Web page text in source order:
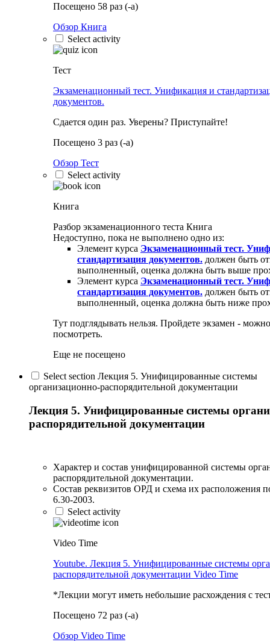
Посещено 58 раз (-а)
Обзор Книга
Select activity
Тест
Экзаменационный тест. Унификация и
документов.
Сдается один раз. Уверены? Приступайте!
Посещено 3 раз (-а)
Обзор Тест
Select activity
Книга
Разбор экзаменационного теста Книга
Недоступно, пока не выполнено одно из:
Элемент курса Экзаменационный тест.
стандартизация документов. должен быть
выполненный, оценка должна быть выше
Элемент курса Экзаменационный тест.
стандартизация документов. должен быть
выполненный, оценка должна быть ниже
Тут подглядывать нельзя. Пройдете экзамен -
посмотреть.
Еще не посещено
Select section Лекция 5. Унифицированные системы
организационно-распорядительной документации
Лекция 5. Унифицированные системы
распорядительной документации
Характер и состав унифицированной системы
распорядительной документации.
Состав реквизитов ОРД и схема их расположения
6.30-2003.
Select activity
Video Time
Youtube. Лекция 5. Унифицированные системы
распорядительной документации Video Time
*Лекции могут иметь небольшие расхождения с
Посещено 72 раз (-а)
Обзор Video Time